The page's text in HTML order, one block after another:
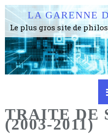
LA GARENNE
TRAITE DE
(2003-2011)